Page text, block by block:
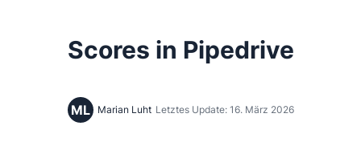
Support kontaktieren
Scores in Pipedrive
ML Marian Luht Letztes Update: 16. März 2026